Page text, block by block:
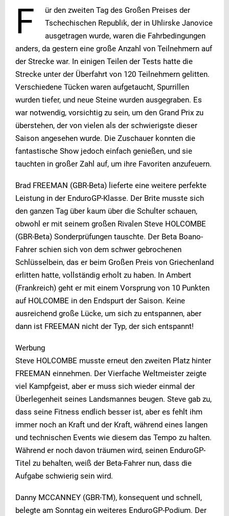
F
ür den zweiten Tag des Großen Preises der
Tschechischen Republik, der in Uhlirske Janovice
ausgetragen wurde, waren die Fahrbedingungen
anders, da gestern eine große Anzahl von Teilnehmern auf
der Strecke war. In einigen Teilen der Tests hatte die
Strecke unter der Überfahrt von 120 Teilnehmern gelitten.
Verschiedene Tücken waren aufgetaucht, Spurrillen
wurden tiefer, und neue Steine wurden ausgegraben. Es
war notwendig, vorsichtig zu sein, um den Grand Prix zu
überstehen, der von vielen als der schwierigste dieser
Saison angesehen wurde. Die Zuschauer konnten die
fantastische Show jedoch einfach genießen, und sie
tauchten in großer Zahl auf, um ihre Favoriten anzufeuern.
Brad FREEMAN (GBR-Beta) lieferte eine weitere perfekte
Leistung in der EnduroGP-Klasse. Der Brite musste sich
den ganzen Tag über kaum über die Schulter schauen,
obwohl er mit seinem großen Rivalen Steve HOLCOMBE
(GBR-Beta) Sonderprüfungen tauschte. Der Beta Boano-
Fahrer schien sich von dem schwer gebrochenen
Schlüsselbein, das er beim Großen Preis von Griechenland
erlitten hatte, vollständig erholt zu haben. In Ambert
(Frankreich) geht er mit einem Vorsprung von 10 Punkten
auf HOLCOMBE in den Endspurt der Saison. Keine
ausreichend große Lücke, um sich zu entspannen, aber
dann ist FREEMAN nicht der Typ, der sich entspannt!
Werbung
Steve HOLCOMBE musste erneut den zweiten Platz hinter
FREEMAN einnehmen. Der Vierfache Weltmeister zeigte
viel Kampfgeist, aber er muss sich wieder einmal der
Überlegenheit seines Landsmannes beugen. Steve gab zu,
dass seine Fitness endlich besser ist, aber es fehlt ihm
immer noch an Kraft und der Kraft, während eines langen
und technischen Events wie diesem das Tempo zu halten.
Während er noch davon träumen wird, seinen EnduroGP-
Titel zu behalten, weiß der Beta-Fahrer nun, dass die
Aufgabe schwierig sein wird.
Danny MCCANNEY (GBR-TM), konsequent und schnell,
belegte am Sonntag ein weiteres EnduroGP-Podium. Der